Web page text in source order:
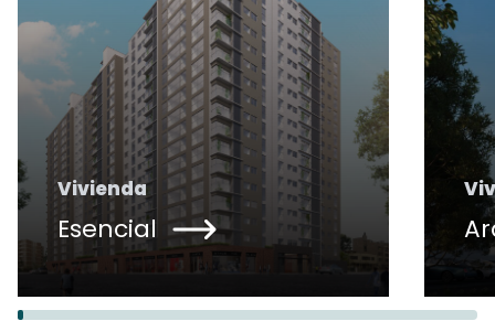
Vivienda
Esencial